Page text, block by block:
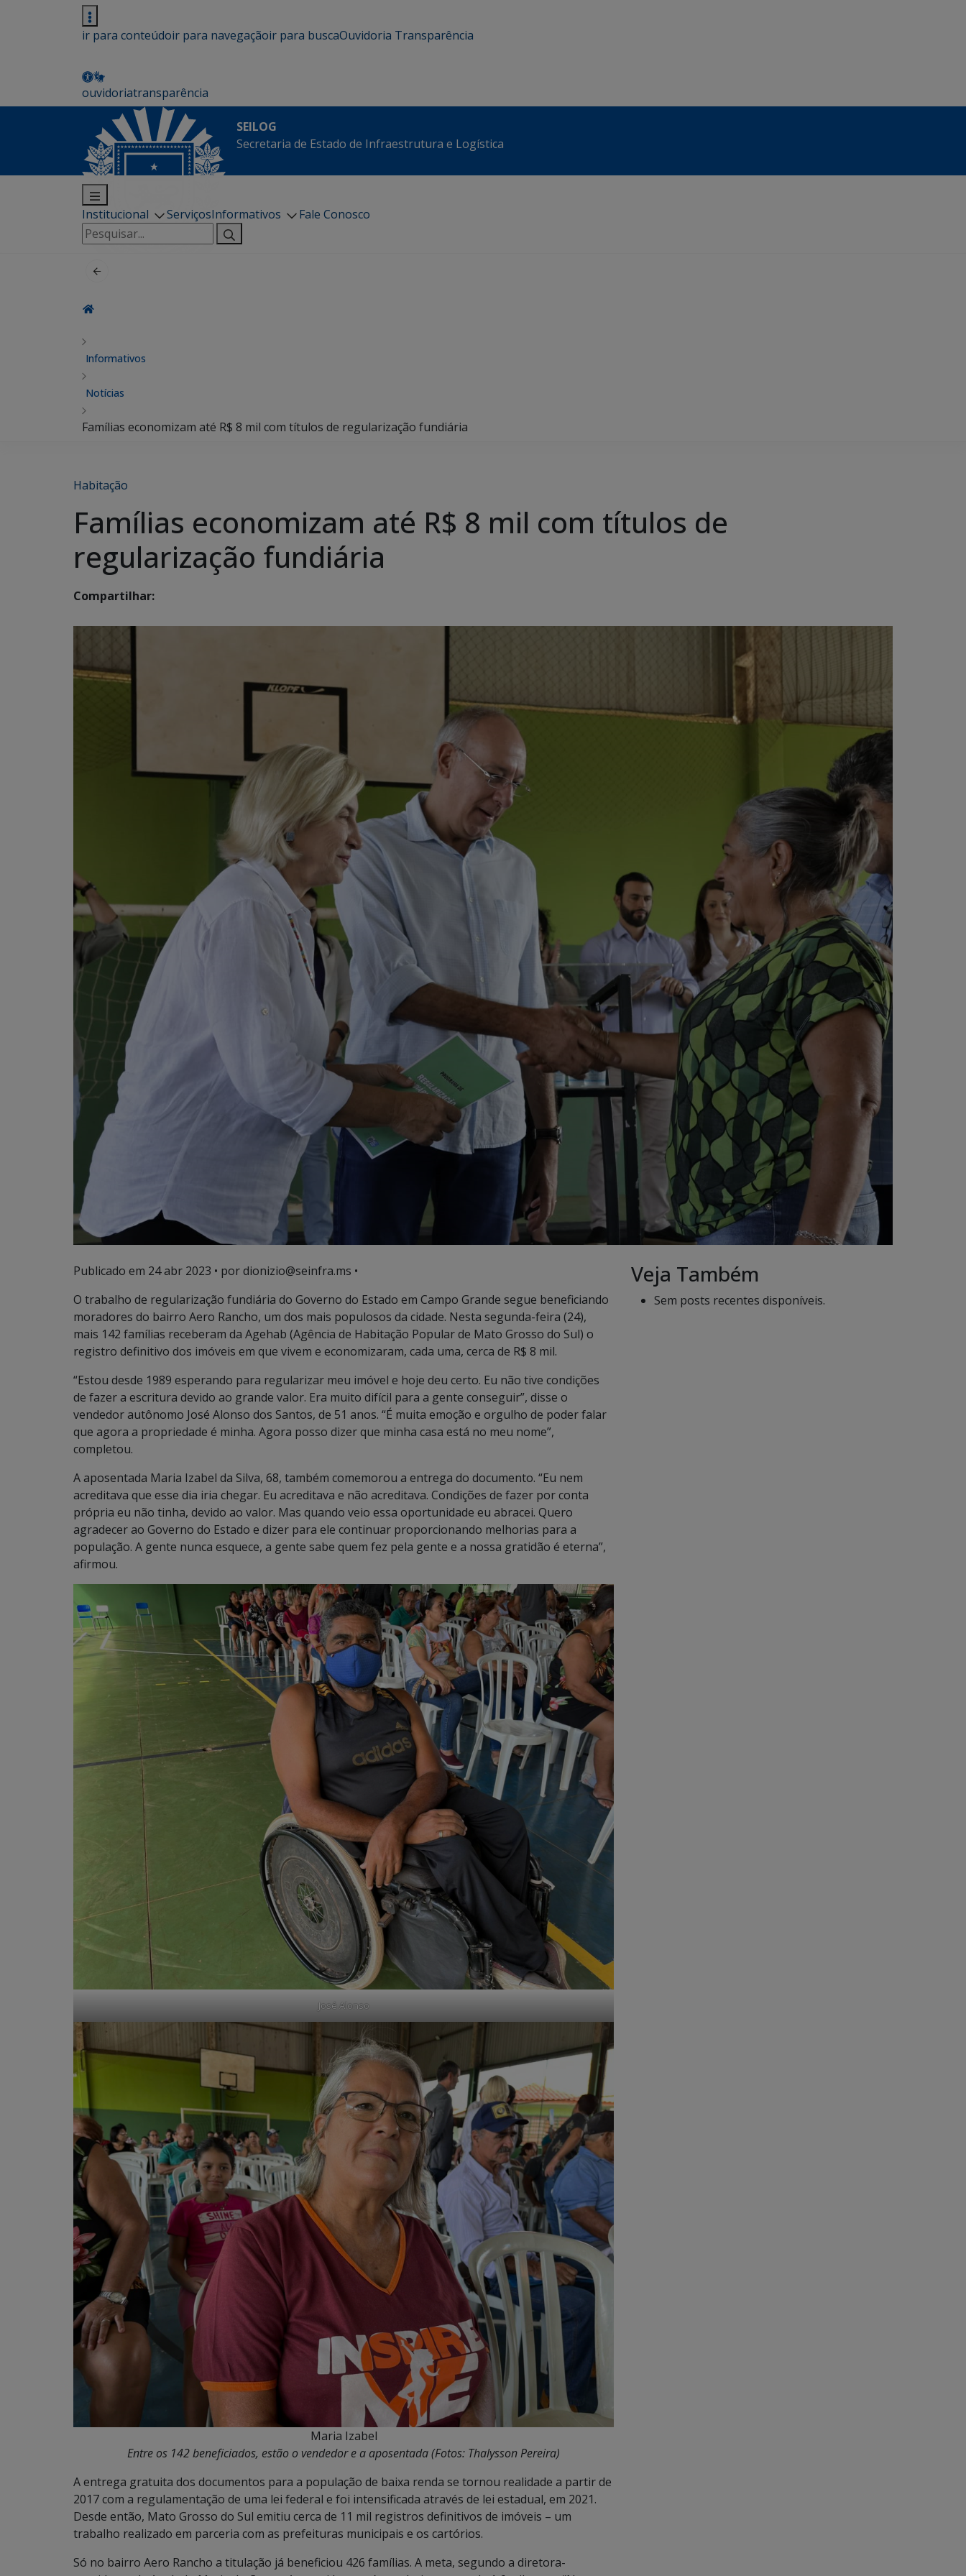
ir para conteúdoir para navegaçãoir para buscaOuvidoria Transparência
ouvidoriatransparência
SEILOG
Secretaria de Estado de Infraestrutura e Logística
Institucional ServiçosInformativos
Fale Conosco
Pesquisar
por:
Informativos
Notícias
Famílias economizam até R$ 8 mil com títulos de regularização fundiária
Habitação
Famílias economizam até R$ 8 mil com títulos de
regularização fundiária
Compartilhar:
Publicado em 24 abr 2023 • por dionizio@seinfra.ms •
O trabalho de regularização fundiária do Governo do Estado em Campo Grande segue beneficiando
moradores do bairro Aero Rancho, um dos mais populosos da cidade. Nesta segunda-feira (24),
mais 142 famílias receberam da Agehab (Agência de Habitação Popular de Mato Grosso do Sul) o
registro definitivo dos imóveis em que vivem e economizaram, cada uma, cerca de R$ 8 mil.
“Estou desde 1989 esperando para regularizar meu imóvel e hoje deu certo. Eu não tive condições
de fazer a escritura devido ao grande valor. Era muito difícil para a gente conseguir”, disse o
vendedor autônomo José Alonso dos Santos, de 51 anos. “É muita emoção e orgulho de poder falar
que agora a propriedade é minha. Agora posso dizer que minha casa está no meu nome”,
completou.
A aposentada Maria Izabel da Silva, 68, também comemorou a entrega do documento. “Eu nem
acreditava que esse dia iria chegar. Eu acreditava e não acreditava. Condições de fazer por conta
própria eu não tinha, devido ao valor. Mas quando veio essa oportunidade eu abracei. Quero
agradecer ao Governo do Estado e dizer para ele continuar proporcionando melhorias para a
população. A gente nunca esquece, a gente sabe quem fez pela gente e a nossa gratidão é eterna”,
afirmou.
José Alonso
Maria Izabel
Entre os 142 beneficiados, estão o vendedor e a aposentada (Fotos: Thalysson Pereira)
A entrega gratuita dos documentos para a população de baixa renda se tornou realidade a partir de
2017 com a regulamentação de uma lei federal e foi intensificada através de lei estadual, em 2021.
Desde então, Mato Grosso do Sul emitiu cerca de 11 mil registros definitivos de imóveis – um
trabalho realizado em parceria com as prefeituras municipais e os cartórios.
Só no bairro Aero Rancho a titulação já beneficiou 426 famílias. A meta, segundo a diretora-
Veja Também
Sem posts recentes disponíveis.